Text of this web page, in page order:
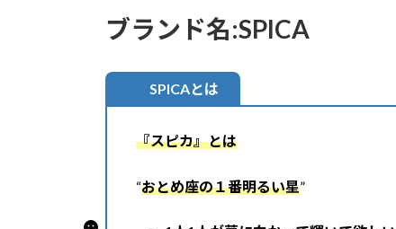
新
日
ブランド名:SPICA
SPICAとは
『スピカ』とは
“おとめ座の１番明るい星”